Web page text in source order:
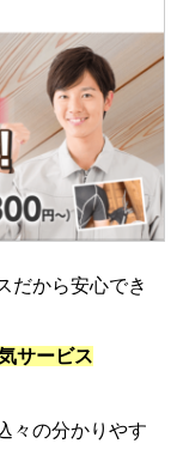
だから安心でき
サービス
々の分かりやす